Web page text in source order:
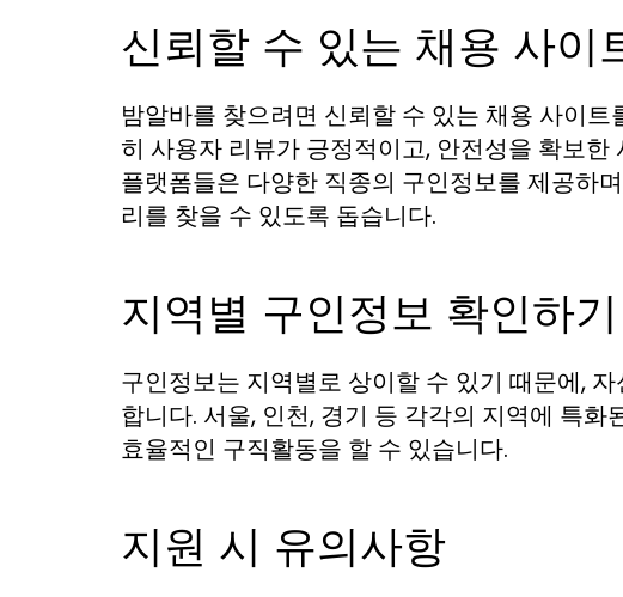
신뢰할 수 있는 채용 사이
밤알바를 찾으려면 신뢰할 수 있는 채용 사이
히 사용자 리뷰가 긍정적이고, 안전성을 확보
플랫폼들은 다양한 직종의 구인정보를 제공하
리를 찾을 수 있도록 돕습니다.
지역별 구인정보 확인하기
구인정보는 지역별로 상이할 수 있기 때문에,
합니다. 서울, 인천, 경기 등 각각의 지역에 특
효율적인 구직활동을 할 수 있습니다.
지원 시 유의사항